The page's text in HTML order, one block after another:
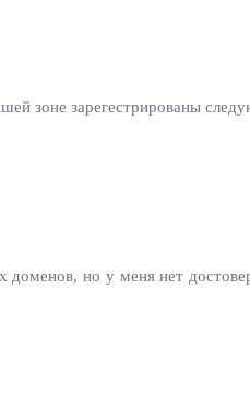
зоне зарегестрированы
доменов, но у меня нет